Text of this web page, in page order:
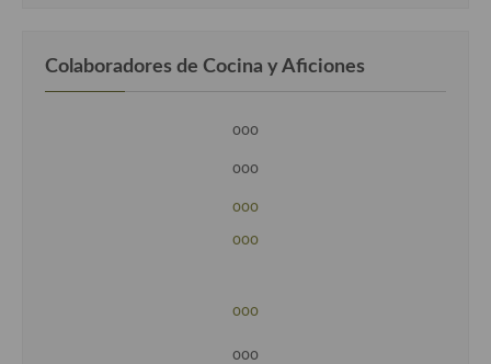
Colaboradores de Cocina y Aficiones
ooo
ooo
ooo
ooo
ooo
ooo